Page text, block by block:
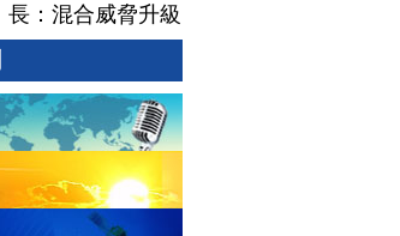
長：混合威脅升級